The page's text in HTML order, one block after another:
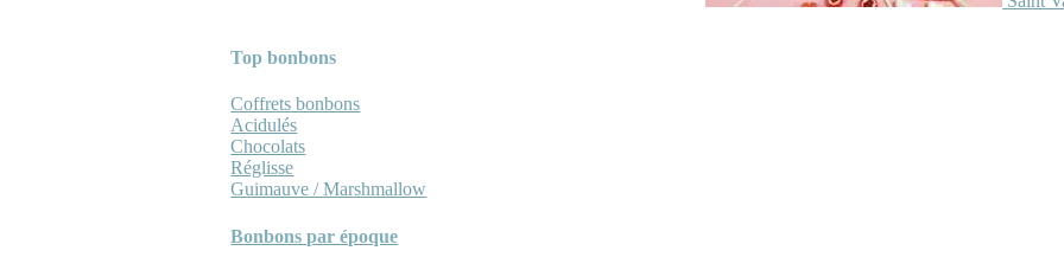
Top bonbons
Coffrets bonbons
Acidulés
Chocolats
Réglisse
Guimauve / Marshmallow
Bonbons par époque